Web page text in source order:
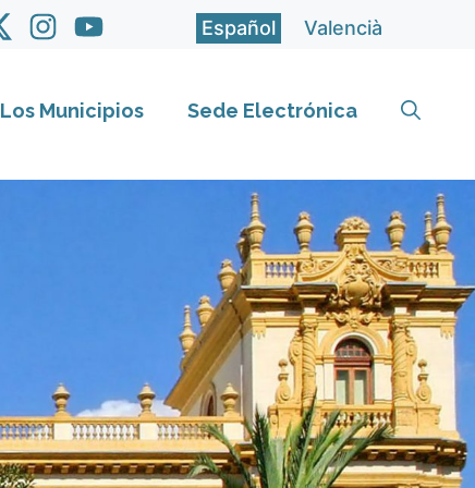
Español Valencià
Los Municipios Sede Electrónica